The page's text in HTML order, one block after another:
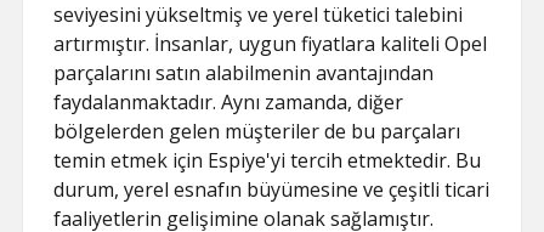
seviyesini yükseltmiş ve yerel tüketici talebini
artırmıştır. İnsanlar, uygun fiyatlara kaliteli Opel
parçalarını satın alabilmenin avantajından
faydalanmaktadır. Aynı zamanda, diğer
bölgelerden gelen müşteriler de bu parçaları
temin etmek için Espiye'yi tercih etmektedir. Bu
durum, yerel esnafın büyümesine ve çeşitli ticari
faaliyetlerin gelişimine olanak sağlamıştır.